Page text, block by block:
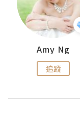
Amy Ng
追蹤